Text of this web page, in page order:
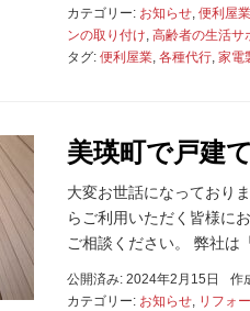
カテゴリー: お知らせ 便利屋業
ンの取り付け 高齢者の生活サ
タグ: 便利屋業 各種代行 家電
美瑛町で戸建
大変お世話になっており
らご利用いただく皆様に
ご相談ください。 弊社は
公開済み: 2024年2月15日 作
カテゴリー: お知らせ, リフォ